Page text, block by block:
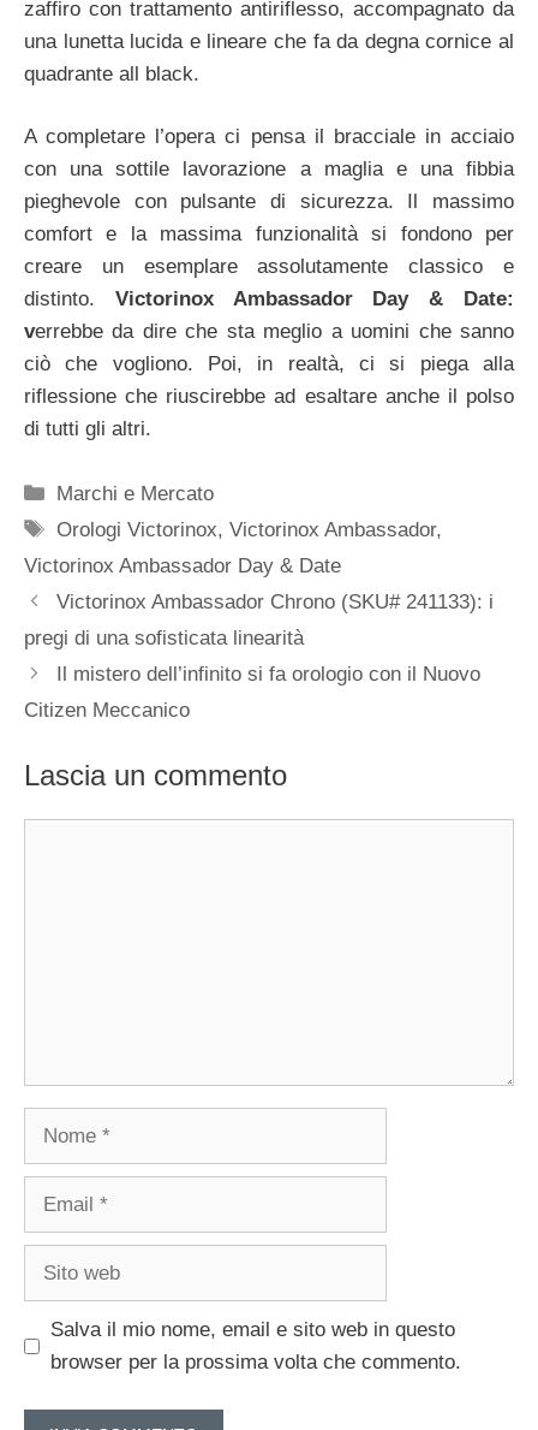
zaffiro con trattamento antiriflesso, accompagnato da
una lunetta lucida e lineare che fa da degna cornice al
quadrante all black.
A completare l’opera ci pensa il bracciale in acciaio
con una sottile lavorazione a maglia e una fibbia
pieghevole con pulsante di sicurezza. Il massimo
comfort e la massima funzionalità si fondono per
creare un esemplare assolutamente classico e
distinto. Victorinox Ambassador Day & Date:
verrebbe da dire che sta meglio a uomini che sanno
ciò che vogliono. Poi, in realtà, ci si piega alla
riflessione che riuscirebbe ad esaltare anche il polso
di tutti gli altri.
Categorie
Marchi e Mercato
Tag
Orologi Victorinox,Victorinox Ambassador,
Victorinox Ambassador Day & Date
Navigazione
articolo
Victorinox Ambassador Chrono (SKU# 241133): i
pregi di una sofisticata linearità
Il mistero dell’infinito si fa orologio con il Nuovo
Citizen Meccanico
Lascia un commento
Nome
Email
Sito
Salva il mio nome, email e sito web in questo
browser per la prossima volta che commento.